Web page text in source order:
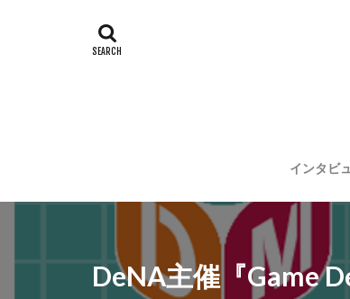
インタビ
企業イ
クリエ
DeNA主催『Game